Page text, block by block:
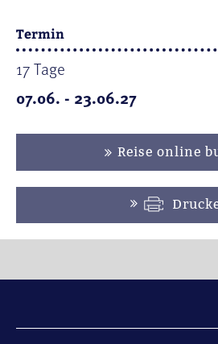
Termin
17 Tage
07.06. - 23.06.27
Reise online